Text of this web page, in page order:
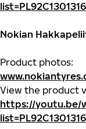
Nokian
Product photos:
View the product
https://youtu.be/